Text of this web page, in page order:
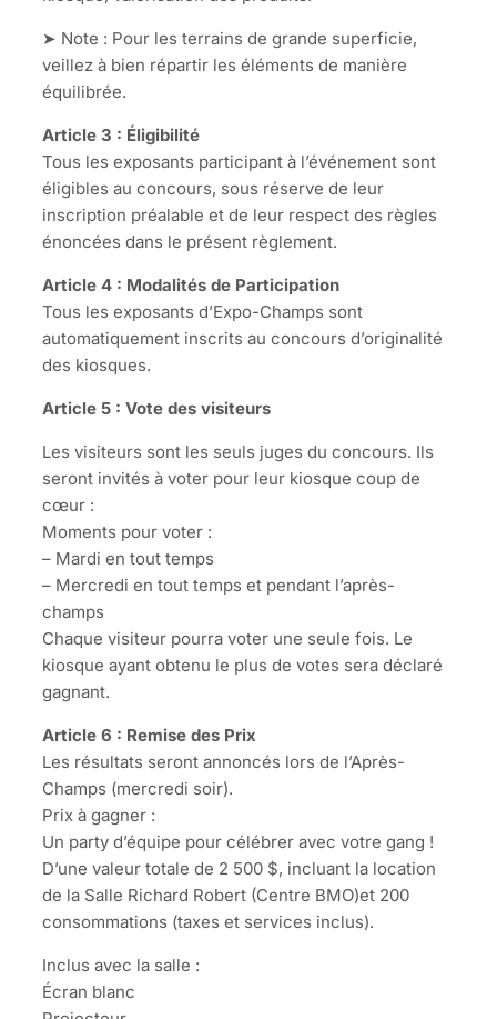
➤ Note : Pour les terrains de grande superficie,
veillez à bien répartir les éléments de manière
équilibrée.
Article 3 : Éligibilité
Tous les exposants participant à l’événement sont
éligibles au concours, sous réserve de leur
inscription préalable et de leur respect des règles
énoncées dans le présent règlement.
Article 4 : Modalités de Participation
Tous les exposants d’Expo-Champs sont
automatiquement inscrits au concours d’originalité
des kiosques.
Article 5 : Vote des visiteurs
Les visiteurs sont les seuls juges du concours. Ils
seront invités à voter pour leur kiosque coup de
cœur :
Moments pour voter :
– Mardi en tout temps
– Mercredi en tout temps et pendant l’après-
champs
Chaque visiteur pourra voter une seule fois. Le
kiosque ayant obtenu le plus de votes sera déclaré
gagnant.
Article 6 : Remise des Prix
Les résultats seront annoncés lors de l’Après-
Champs (mercredi soir).
Prix à gagner :
Un party d’équipe pour célébrer avec votre gang !
D’une valeur totale de 2 500 $, incluant la location
de la Salle Richard Robert (Centre BMO)et 200
consommations (taxes et services inclus).
Inclus avec la salle :
Écran blanc